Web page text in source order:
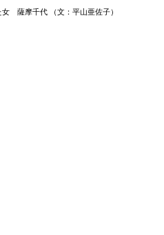
薩摩千代 （文：平山亜佐子）